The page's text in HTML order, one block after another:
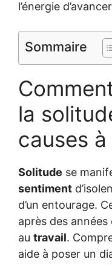
l’énergie
Sommaire
la
causes
Solitude se
sentiment
d’un entourage.
après des années
au travail.
aide à poser un